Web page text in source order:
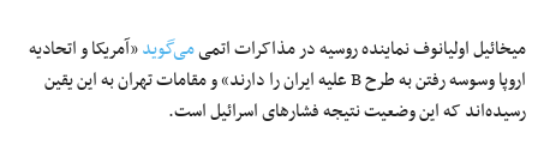
میخائیل اولیانوف نماینده روسیه در مذاکرات اتمیمی‌گوید«آمریکا و اتحادیه
اروپا وسوسه رفتن به طرح B علیه ایران را دارند» و مقامات تهران به این یقین
رسیده‌اند که این وضعیت نتیجه فشارهای اسرائیل است.